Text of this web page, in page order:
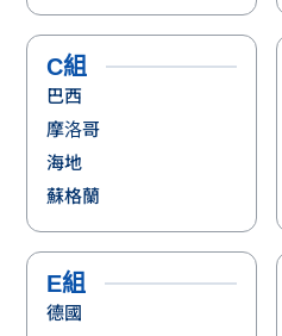
C組
巴西
摩洛哥
海地
蘇格蘭
E組
德國